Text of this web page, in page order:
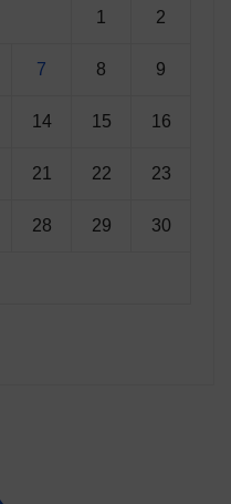
1 2
7 8 9
14 15 16
21 22 23
28 29 30